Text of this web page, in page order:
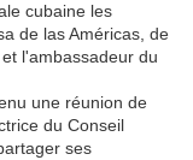
cubaine les
de las Américas, de
l'ambassadeur du
une réunion de
du Conseil
ses